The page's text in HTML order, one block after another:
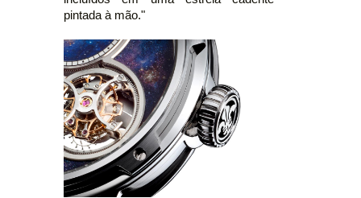
pintada à mão."